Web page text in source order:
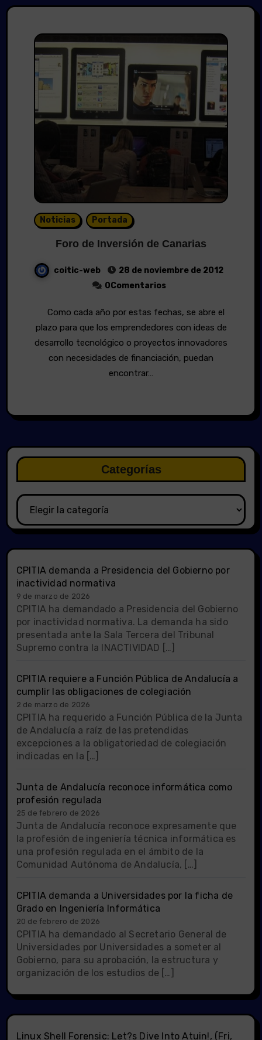
Noticias Portada
Foro de Inversión de Canarias
coitic-web
28 de noviembre de 2012
0Comentarios
Como cada año por estas fechas, se abre el
plazo para que los emprendedores con ideas de
desarrollo tecnológico o proyectos innovadores
con necesidades de financiación, puedan
encontrar…
Categorías
Categorías
CPITIA demanda a Presidencia del Gobierno por
inactividad normativa
9 de marzo de 2026
CPITIA ha demandado a Presidencia del Gobierno
por inactividad normativa. La demanda ha sido
presentada ante la Sala Tercera del Tribunal
Supremo contra la INACTIVIDAD […]
CPITIA requiere a Función Pública de Andalucía a
cumplir las obligaciones de colegiación
2 de marzo de 2026
CPITIA ha requerido a Función Pública de la Junta
de Andalucía a raíz de las pretendidas
excepciones a la obligatoriedad de colegiación
indicadas en la […]
Junta de Andalucía reconoce informática como
profesión regulada
25 de febrero de 2026
Junta de Andalucía reconoce expresamente que
la profesión de ingeniería técnica informática es
una profesión regulada en el ámbito de la
Comunidad Autónoma de Andalucía, […]
CPITIA demanda a Universidades por la ficha de
Grado en Ingeniería Informática
20 de febrero de 2026
CPITIA ha demandado al Secretario General de
Universidades por Universidades a someter al
Gobierno, para su aprobación, la estructura y
organización de los estudios de […]
Linux Shell Forensic: Let?s Dive Into Atuin!, (Fri,